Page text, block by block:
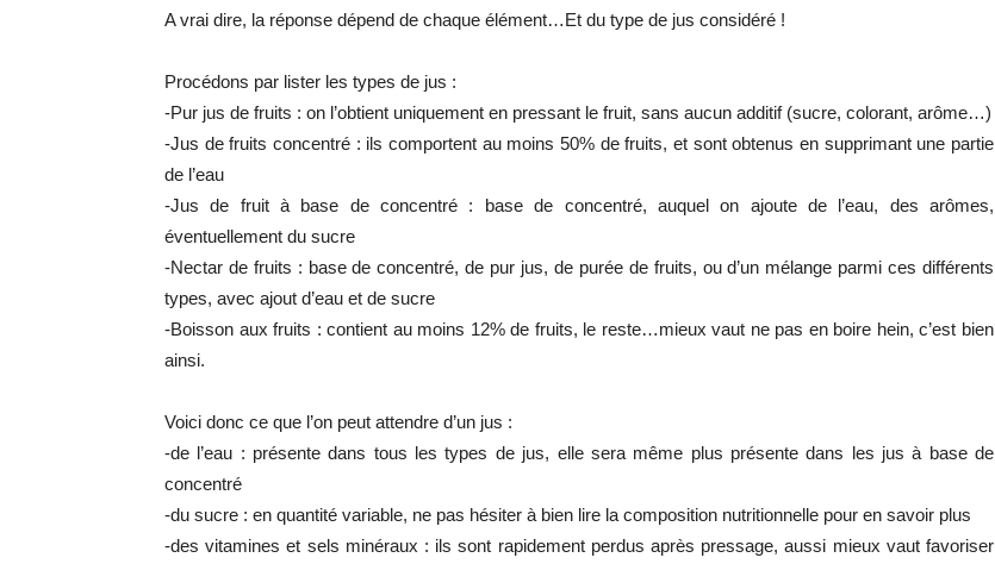
A vrai dire, la réponse dépend de chaque élément…Et du type de jus considéré !
Procédons par lister les types de jus :
-Pur jus de fruits : on l’obtient uniquement en pressant le fruit, sans aucun additif (sucre, colorant, arôme…)
-Jus de fruits concentré : ils comportent au moins 50% de fruits, et sont obtenus en supprimant une partie
de l’eau
-Jus de fruit à base de concentré : base de concentré, auquel on ajoute de l’eau, des arômes,
éventuellement du sucre
-Nectar de fruits : base de concentré, de pur jus, de purée de fruits, ou d’un mélange parmi ces différents
types, avec ajout d’eau et de sucre
-Boisson aux fruits : contient au moins 12% de fruits, le reste…mieux vaut ne pas en boire hein, c’est bien
ainsi.
Voici donc ce que l’on peut attendre d’un jus :
-de l’eau : présente dans tous les types de jus, elle sera même plus présente dans les jus à base de
concentré
-du sucre : en quantité variable, ne pas hésiter à bien lire la composition nutritionnelle pour en savoir plus
-des vitamines et sels minéraux : ils sont rapidement perdus après pressage, aussi mieux vaut favoriser